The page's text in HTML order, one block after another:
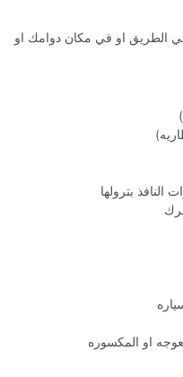
الطريق او في مكان دوامك او
النافذ بترولها
او المكسوره